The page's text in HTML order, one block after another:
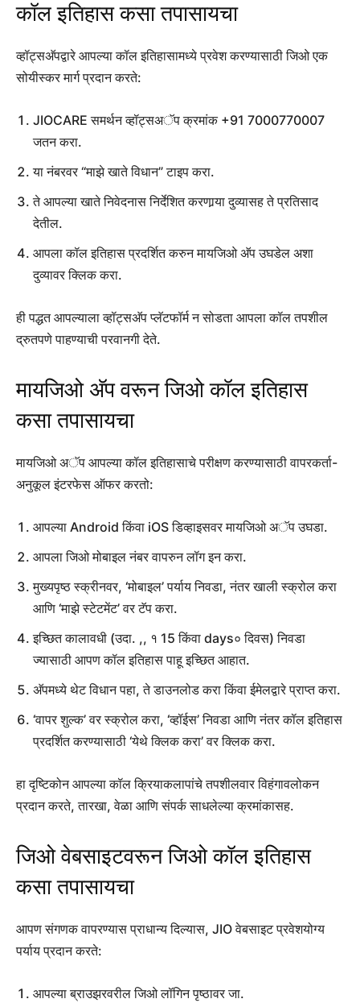
कॉल इतिहास कसा तपासायचा
व्हॉट्सअ‍ॅपद्वारे आपल्या कॉल इतिहासामध्ये प्रवेश करण्यासाठी जिओ एक
सोयीस्कर मार्ग प्रदान करते:
JIOCARE समर्थन व्हॉट्सअॅप क्रमांक +91 7000770007
जतन करा.
या नंबरवर “माझे खाते विधान” टाइप करा.
ते आपल्या खाते निवेदनास निर्देशित करणार्‍या दुव्यासह ते प्रतिसाद
देतील.
आपला कॉल इतिहास प्रदर्शित करुन मायजिओ अ‍ॅप उघडेल अशा
दुव्यावर क्लिक करा.
ही पद्धत आपल्याला व्हॉट्सअ‍ॅप प्लॅटफॉर्म न सोडता आपला कॉल तपशील
द्रुतपणे पाहण्याची परवानगी देते.
मायजिओ अ‍ॅप वरून जिओ कॉल इतिहास
कसा तपासायचा
मायजिओ अॅप आपल्या कॉल इतिहासाचे परीक्षण करण्यासाठी वापरकर्ता-
अनुकूल इंटरफेस ऑफर करतो:
आपल्या Android किंवा iOS डिव्हाइसवर मायजिओ अॅप उघडा.
आपला जिओ मोबाइल नंबर वापरुन लॉग इन करा.
मुख्यपृष्ठ स्क्रीनवर, ‘मोबाइल’ पर्याय निवडा, नंतर खाली स्क्रोल करा
आणि ‘माझे स्टेटमेंट’ वर टॅप करा.
इच्छित कालावधी (उदा. ,, १ 15 किंवा days० दिवस) निवडा
ज्यासाठी आपण कॉल इतिहास पाहू इच्छित आहात.
अ‍ॅपमध्ये थेट विधान पहा, ते डाउनलोड करा किंवा ईमेलद्वारे प्राप्त करा.
‘वापर शुल्क’ वर स्क्रोल करा, ‘व्हॉईस’ निवडा आणि नंतर कॉल इतिहास
प्रदर्शित करण्यासाठी ‘येथे क्लिक करा’ वर क्लिक करा.
हा दृष्टिकोन आपल्या कॉल क्रियाकलापांचे तपशीलवार विहंगावलोकन
प्रदान करते, तारखा, वेळा आणि संपर्क साधलेल्या क्रमांकासह.
जिओ वेबसाइटवरून जिओ कॉल इतिहास
कसा तपासायचा
आपण संगणक वापरण्यास प्राधान्य दिल्यास, JIO वेबसाइट प्रवेशयोग्य
पर्याय प्रदान करते:
आपल्या ब्राउझरवरील जिओ लॉगिन पृष्ठावर जा.